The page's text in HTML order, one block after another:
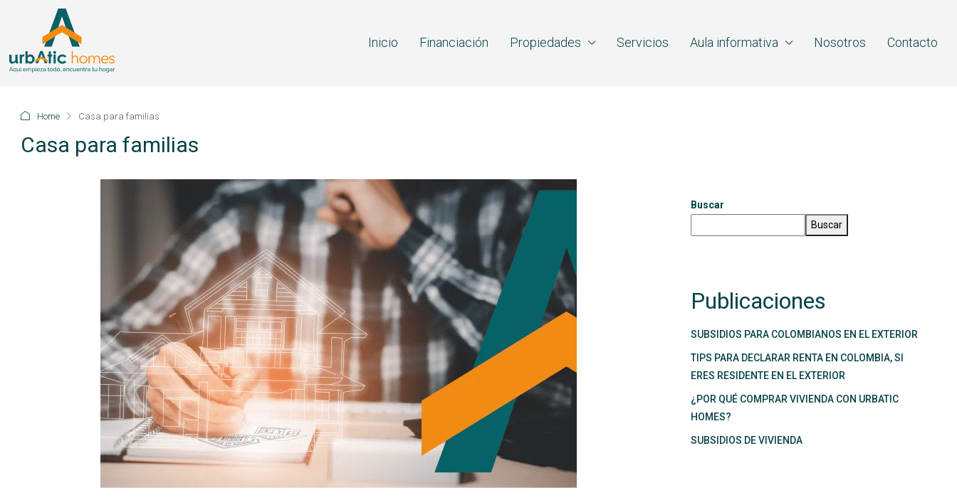
Inicio Financiación Propiedades Servicios Aula informativa Nosotros Contacto
Home Casa para familias
Casa para familias
Buscar
Buscar
Publicaciones
SUBSIDIOS PARA COLOMBIANOS EN EL EXTERIOR
TIPS PARA DECLARAR RENTA EN COLOMBIA, SI
ERES RESIDENTE EN EL EXTERIOR
¿POR QUÉ COMPRAR VIVIENDA CON URBATIC
HOMES?
SUBSIDIOS DE VIVIENDA